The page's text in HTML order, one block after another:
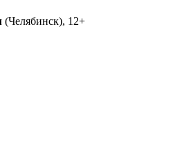
(Челябинск), 12+